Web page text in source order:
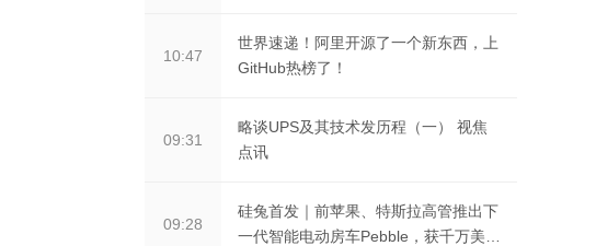
10:47
世界速递！阿里开源了一个新东西，上
GitHub热榜了！
09:31
略谈UPS及其技术发历程（一） 视焦
点讯
09:28
硅兔首发｜前苹果、特斯拉高管推出下
一代智能电动房车Pebble，获千万美元